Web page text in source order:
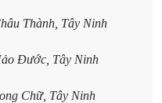
Thành, Tây Ninh
Đước, Tây Ninh
Chữ, Tây Ninh